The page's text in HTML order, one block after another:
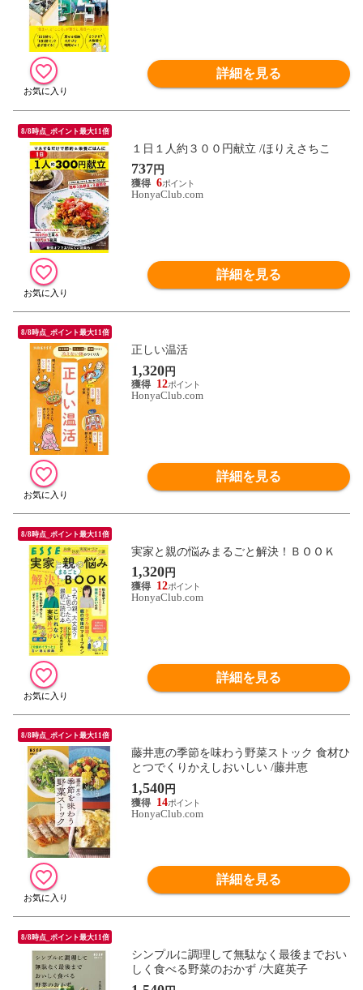
詳細を見る
8/8時点_ポイント最大11倍
１日１人約３００円献立 /ほりえさちこ
737 円
6
HonyaClub.com
詳細を見る
8/8時点_ポイント最大11倍
正しい温活
1,320円
12
HonyaClub.com
詳細を見る
8/8時点_ポイント最大11倍
実家と親の悩みまるごと解決！ＢＯＯＫ
1,320円
12
HonyaClub.com
詳細を見る
8/8時点_ポイント最大11倍
藤井恵の季節を味わう野菜ストック 食材ひ
とつでくりかえしおいしい /藤井恵
1,540円
14
HonyaClub.com
詳細を見る
8/8時点_ポイント最大11倍
シンプルに調理して無駄なく最後までおい
しく食べる野菜のおかず /大庭英子